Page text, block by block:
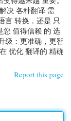
决 各种翻译 需
言 转换，还是 只
您 值得信赖 的 选
级：更准确，更智
优化 翻译的 精确
Report this page